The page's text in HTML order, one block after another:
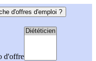
d'offres d'emploi ?
d'offre